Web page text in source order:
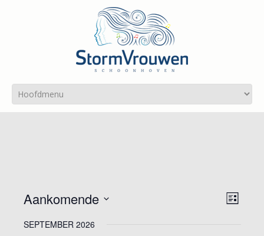
Lijst
Aankomende
een
SEPTEMBER 2026